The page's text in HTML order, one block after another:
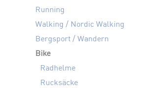
Running
Walking / Nordic Walking
Bergsport / Wandern
Bike
Radhelme
Rucksäcke